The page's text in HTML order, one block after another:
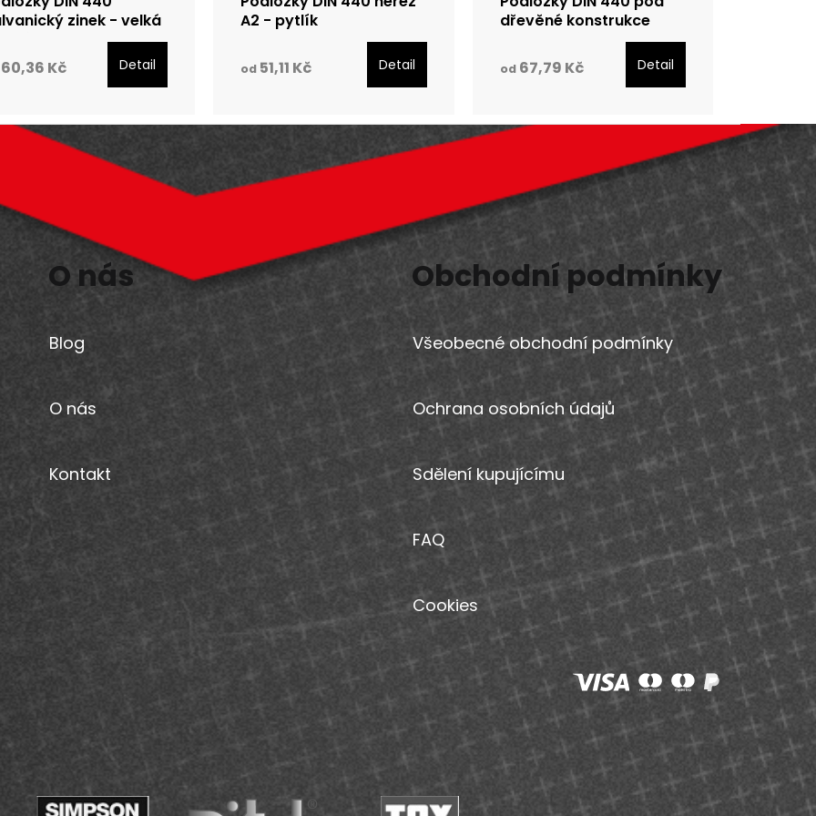
zinek - velká
Kč Detail
A2 - pytlík
od 51,11 Kč Detail
dřevěné konstrukce
od67,79 Kč Detail
O nás
Blog
O nás
Kontakt
Obchodní podmínky
Všeobecné obchodní podmínky
Ochrana osobních údajů
Sdělení kupujícímu
FAQ
Cookies